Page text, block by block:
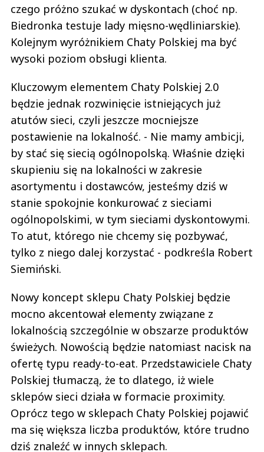
czego próżno szukać w dyskontach (choć np.
Biedronka testuje lady mięsno-wędliniarskie).
Kolejnym wyróżnikiem Chaty Polskiej ma być
wysoki poziom obsługi klienta.
Kluczowym elementem Chaty Polskiej 2.0
będzie jednak rozwinięcie istniejących już
atutów sieci, czyli jeszcze mocniejsze
postawienie na lokalność. - Nie mamy ambicji,
by stać się siecią ogólnopolską. Właśnie dzięki
skupieniu się na lokalności w zakresie
asortymentu i dostawców, jesteśmy dziś w
stanie spokojnie konkurować z sieciami
ogólnopolskimi, w tym sieciami dyskontowymi.
To atut, którego nie chcemy się pozbywać,
tylko z niego dalej korzystać - podkreśla Robert
Siemiński.
Nowy koncept sklepu Chaty Polskiej będzie
mocno akcentował elementy związane z
lokalnością szczególnie w obszarze produktów
świeżych. Nowością będzie natomiast nacisk na
ofertę typu ready-to-eat. Przedstawiciele Chaty
Polskiej tłumaczą, że to dlatego, iż wiele
sklepów sieci działa w formacie proximity.
Oprócz tego w sklepach Chaty Polskiej pojawić
ma się większa liczba produktów, które trudno
dziś znaleźć w innych sklepach.